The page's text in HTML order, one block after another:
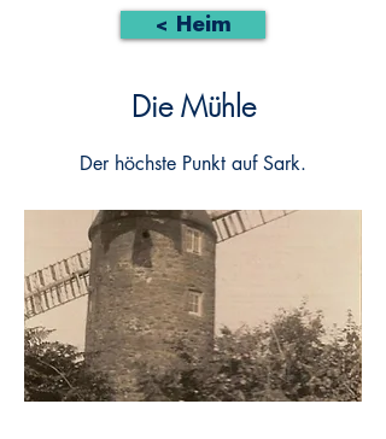
< Heim
Die Mühle
Der höchste Punkt auf Sark.